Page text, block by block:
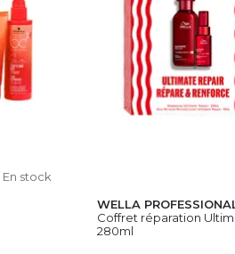
En stock
WELLA
Coffret réparation
280ml